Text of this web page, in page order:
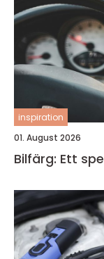
inspiration
01. August 2026
Bilfärg: Ett